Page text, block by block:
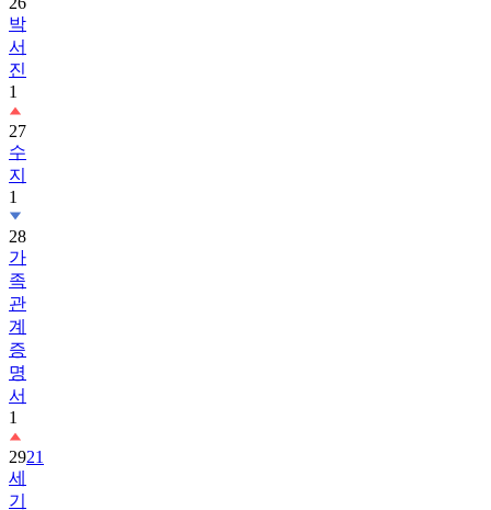
박
서
진
1
27
수
지
1
28
가
족
관
계
증
명
서
1
2921
세
기